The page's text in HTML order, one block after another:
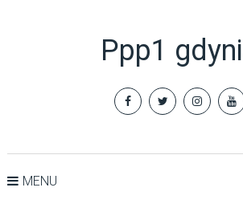
Ppp1
MENU